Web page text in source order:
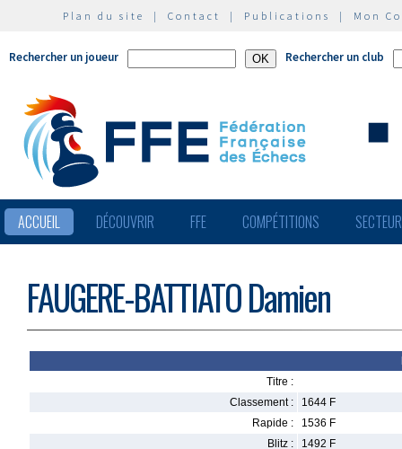
Plan du site | Contact | Publications | Mon
Rechercher un joueur Rechercher un club
ACCUEIL DÉCOUVRIR FFE COMPÉTITIONS
FAUGERE-BATTIATO Damien
Titre :
Classement :
1644 F
Rapide :
1536 F
Blitz :
1492 F